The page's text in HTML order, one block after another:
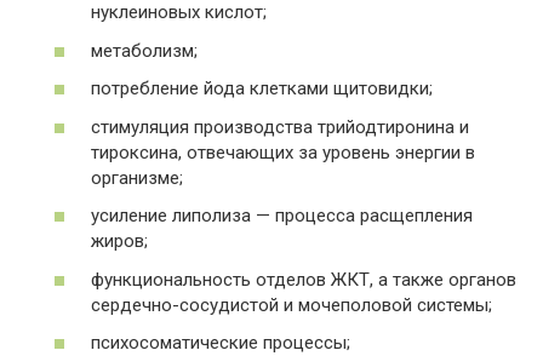
нуклеиновых кислот;
метаболизм;
потребление йода клетками щитовидки;
стимуляция производства трийодтиронина и
тироксина, отвечающих за уровень энергии в
организме;
усиление липолиза — процесса расщепления
жиров;
функциональность отделов ЖКТ, а также органов
сердечно-сосудистой и мочеполовой системы;
психосоматические процессы;